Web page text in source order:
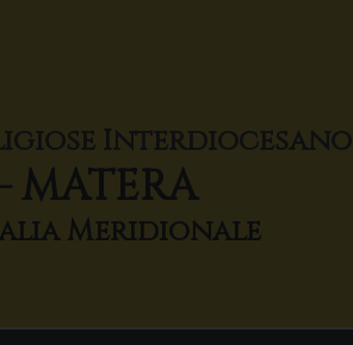
Interdiocesano